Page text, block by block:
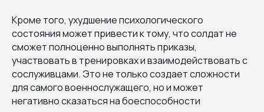
Кроме того, ухудшение психологического
состояния может привести к тому, что солдат не
сможет полноценно выполнять приказы,
участвовать в тренировках и взаимодействовать с
сослуживцами. Это не только создает сложности
для самого военнослужащего, но и может
негативно сказаться на боеспособности